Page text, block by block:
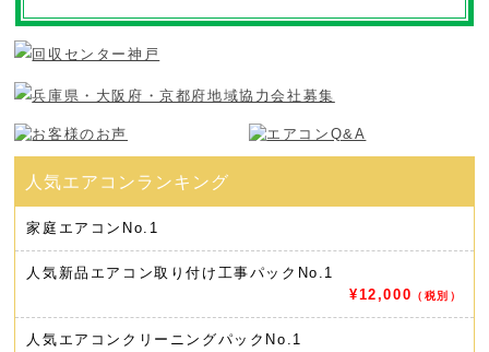
家庭エアコン No.1
人気新品エアコン取り付け工事パック No.1
¥12,000
（税別）
人気エアコンクリーニングパック No.1